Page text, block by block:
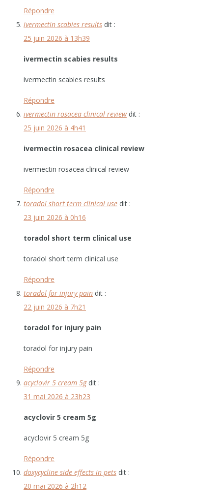
Répondre
ivermectin scabies results dit :
25 juin 2026 à 13h39
ivermectin scabies results
ivermectin scabies results
Répondre
ivermectin rosacea clinical review dit :
25 juin 2026 à 4h41
ivermectin rosacea clinical review
ivermectin rosacea clinical review
Répondre
toradol short term clinical use dit :
23 juin 2026 à 0h16
toradol short term clinical use
toradol short term clinical use
Répondre
toradol for injury pain dit :
22 juin 2026 à 7h21
toradol for injury pain
toradol for injury pain
Répondre
acyclovir 5 cream 5g dit :
31 mai 2026 à 23h23
acyclovir 5 cream 5g
acyclovir 5 cream 5g
Répondre
doxycycline side effects in pets dit :
20 mai 2026 à 2h12